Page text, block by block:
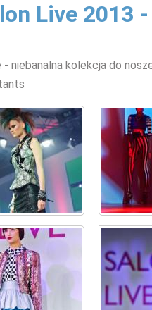
Live 2013
niebanalna kolekcja do